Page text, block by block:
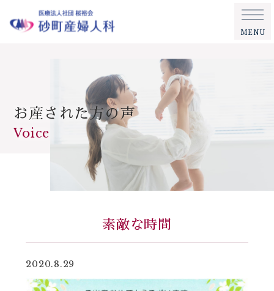
MENU
お産された方の声
Voice
素敵な時間
2020.8.29